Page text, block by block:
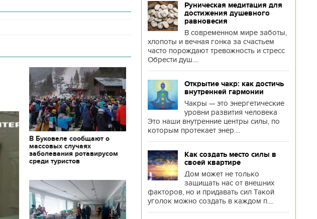
В Буковеле сообщают о
массовых случаях
заболевания ротавирусом
среди туристов
Руническая медитация для
достижения душевного
равновесия
В современном мире заботы,
хлопоты и вечная гонка за счастьем
часто порождают тревожность и стресс
Обрести душ....
Открытие чакр: как достичь
внутренней гармонии
Чакры — это энергетические
уровни развития человека
Это наши внутренние центры силы, по
которым протекает энер....
Как создать место силы в
своей квартире
Дом может не только
защищать нас от внешних
факторов, но и придавать сил Такой
уголок можно создать в каждом п....